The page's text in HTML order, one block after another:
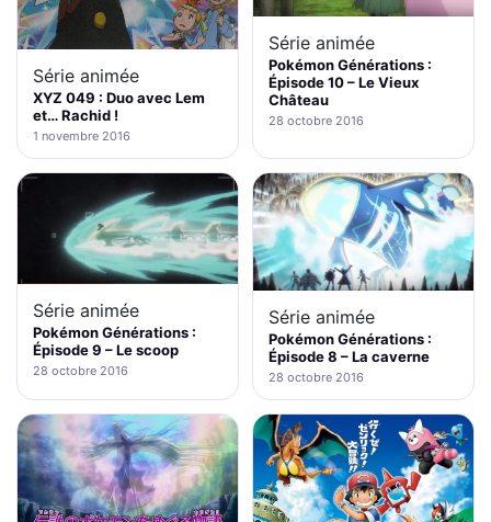
Série animée
XYZ 049 : Duo avec Lem
et… Rachid !
1 novembre 2016
Série animée
Pokémon Générations :
Épisode 10 – Le Vieux
Château
28 octobre 2016
Série animée
Pokémon Générations :
Épisode 9 – Le scoop
28 octobre 2016
Série animée
Pokémon Générations :
Épisode 8 – La caverne
28 octobre 2016